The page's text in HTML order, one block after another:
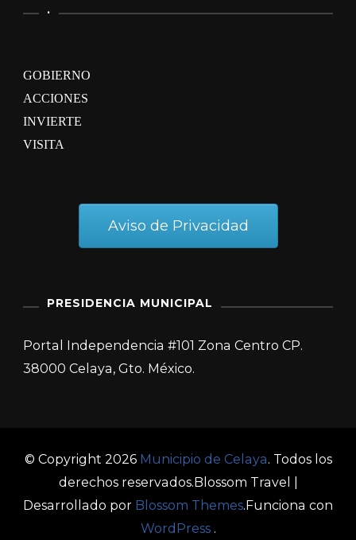
.
GOBIERNO
ACCIONES
INVIERTE
VISITA
Aviso de Privacidad
PRESIDENCIA MUNICIPAL
Portal Independencia #101 Zona Centro CP.
38000 Celaya, Gto. México.
© Copyright 2026 Municipio de Celaya. Todos los
derechos reservados. Blossom Travel |
Desarrollado por Blossom Themes.Funciona con
WordPress.